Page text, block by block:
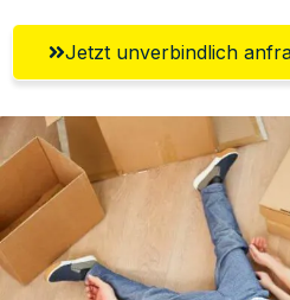
Jetzt unverbindlich